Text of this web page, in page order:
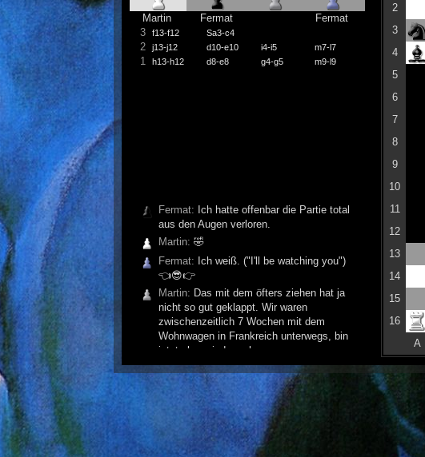
Martin Fermat
Fermat
3
f13-f12 Sa3-c4
2 j13-j12 d10-e10 i4-i5 m7-l7
1 h13-h12 d8-e8 g4-g5 m9-l9
Fermat: Ich hatte offenbar die Partie total
aus den Augen verloren.
Martin: 🤣
Fermat: Ich weiß. ("I'll be watching you")
👈😎👉
Martin: Das mit dem öfters ziehen hat ja
nicht so gut geklappt. Wir waren
zwischenzeitlich 7 Wochen mit dem
Wohnwagen in Frankreich unterwegs, bin
jetzt aber wieder zuhause.
Fermat:Lass Dir Zeit! Familie geht vor.
Martin: Variante wär mir egal. Hoffe ich
komme öfter zum Ziehen!
2
3
4
5
6
7
8
9
10
11
12
13
14
15
16
A